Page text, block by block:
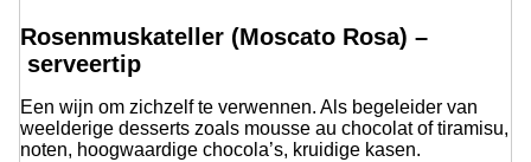
Rosenmuskateller (Moscato Rosa) –
serveertip
Een wijn om zichzelf te verwennen. Als begeleider van
weelderige desserts zoals mousse au chocolat of tiramisu,
noten, hoogwaardige chocola’s, kruidige kasen.